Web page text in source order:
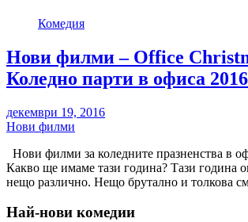
Комедия
Нови филми – Office
Коледно парти в офиса 2016
декември 19, 2016
Нови филми
Нови филми за коледните празненства в
Какво ще имаме тази година? Тази година
нещо различно. Нещо брутално и толкова
Най-нови комедии